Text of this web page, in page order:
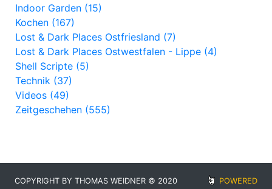
Indoor Garden (15)
Kochen (167)
Lost & Dark Places Ostfriesland (7)
Lost & Dark Places Ostwestfalen - Lippe (4)
Shell Scripte (5)
Technik (37)
Videos (49)
Zeitgeschehen (555)
COPYRIGHT BY THOMAS WEIDNER © 2020 POWERED